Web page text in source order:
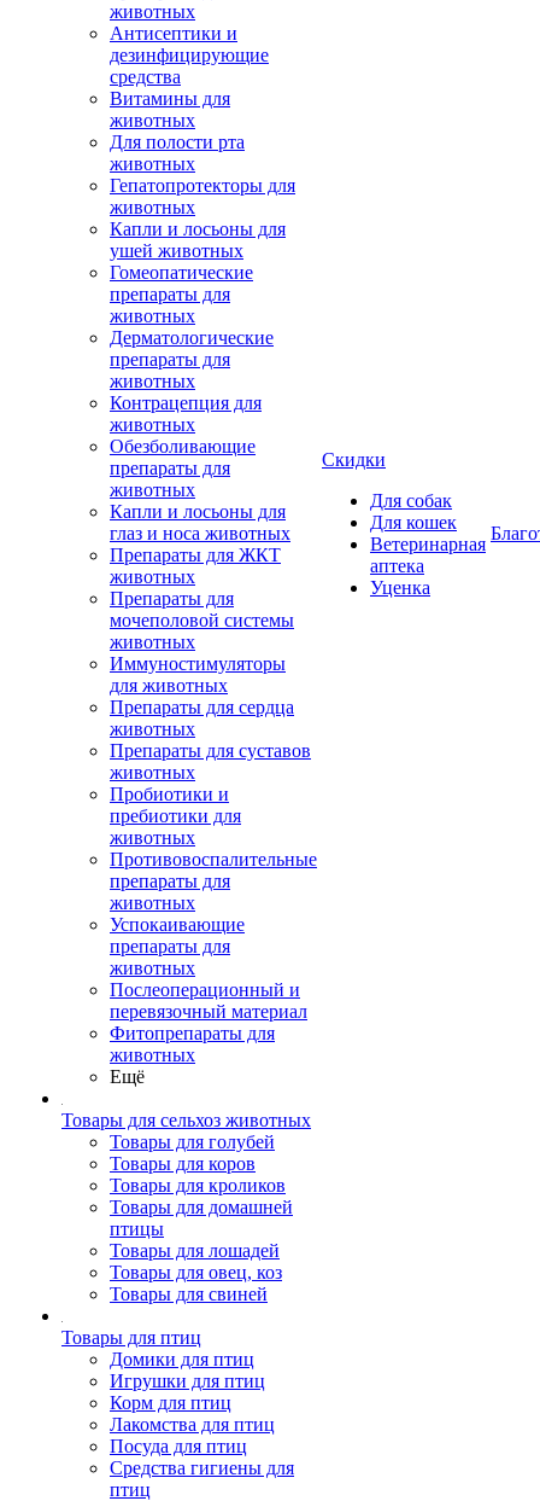
животных
Антисептики и
дезинфицирующие
средства
Витамины для
животных
Для полости рта
животных
Гепатопротекторы для
животных
Капли и лосьоны для
ушей животных
Гомеопатические
препараты для
животных
Дерматологические
препараты для
животных
Контрацепция для
животных
Обезболивающие
препараты для
животных
Капли и лосьоны для
глаз и носа животных
Препараты для ЖКТ
животных
Препараты для
мочеполовой системы
животных
Иммуностимуляторы
для животных
Препараты для сердца
животных
Препараты для суставов
животных
Пробиотики и
пребиотики для
животных
Противовоспалительные
препараты для
животных
Успокаивающие
препараты для
животных
Послеоперационный и
перевязочный материал
Фитопрепараты для
животных
Ещё
Товары для сельхоз животных
Товары для голубей
Товары для коров
Товары для кроликов
Товары для домашней
птицы
Товары для лошадей
Товары для овец, коз
Товары для свиней
Товары для птиц
Домики для птиц
Игрушки для птиц
Корм для птиц
Лакомства для птиц
Посуда для птиц
Средства гигиены для
птиц
Скидки
Для собак
Для кошек
Ветеринарная
аптека
Уценка